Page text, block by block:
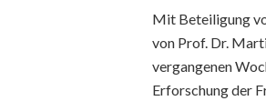
Mit Beteiligung
von Prof. Dr.
vergangenen
Erforschung der